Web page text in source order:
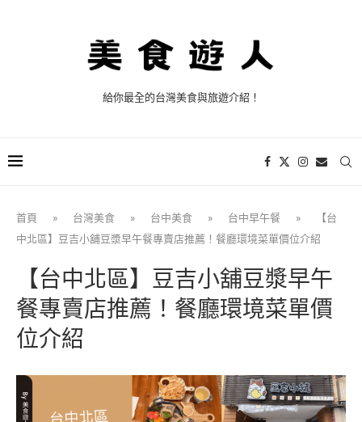
給你最全的台灣美食與旅遊介紹！
首頁 » 台灣美食 » 台中美食 » 台中早午餐 »
【台
中北區】豆吉小舖豆漿早午餐專賣店推薦！餐廳環境菜單價位介紹
【台中北區】豆吉小舖豆漿早午
餐專賣店推薦！餐廳環境菜單價
位介紹